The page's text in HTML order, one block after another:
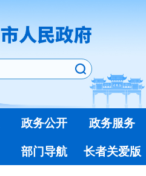
政务公开
政务服务
部门导航 长者关爱版